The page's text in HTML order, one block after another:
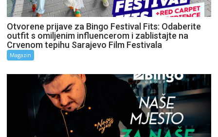
Otvorene prijave za Bingo Festival Fits: Odaberite
outfit s omiljenim influencerom i zablistajte na
Crvenom tepihu Sarajevo Film Festivala
Magazin